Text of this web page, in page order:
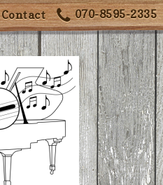
070-8595-2335
Contact